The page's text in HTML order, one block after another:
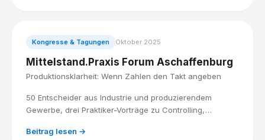
Kongresse & Tagungen Oktober 2025
Mittelstand.Praxis Forum Aschaffenburg
Produktionsklarheit: Wenn Zahlen den Takt angeben
50 Entscheider aus Industrie und produzierendem
Gewerbe, drei Praktiker-Vorträge zu Controlling,
Event-Fotograf dabei.
Beitrag lesen →